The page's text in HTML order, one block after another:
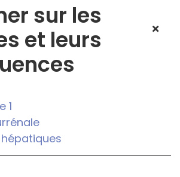
sur les
et leurs
1